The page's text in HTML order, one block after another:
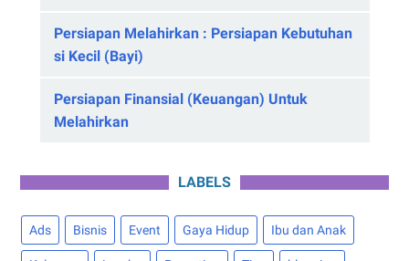
Persiapan Melahirkan : Persiapan Kebutuhan
si Kecil (Bayi)
Persiapan Finansial (Keuangan) Untuk
Melahirkan
LABELS
Ads Bisnis Event Gaya Hidup Ibu dan Anak